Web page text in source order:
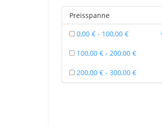
Preisspanne
0,00 € - 100,00 €
100,00 € - 200,00 €
200,00 € - 300,00 €